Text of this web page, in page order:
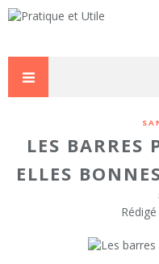
LES BARRES
ELLES